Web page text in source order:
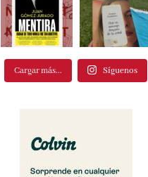
Cargar más... Síguenos